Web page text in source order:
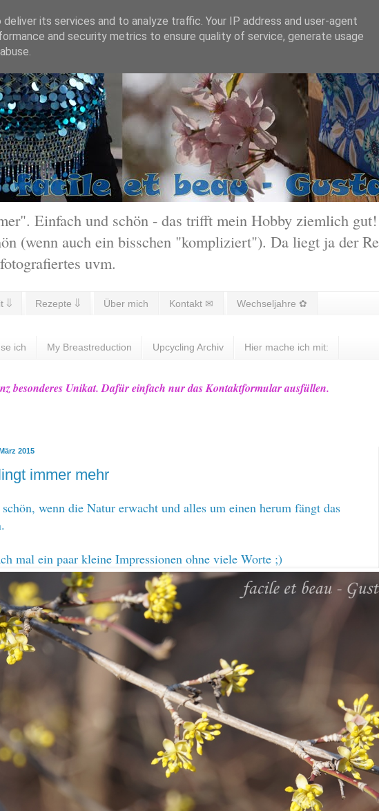
Einfach und schön - das trifft mein Hobby ziemlich
(wenn auch ein bisschen "kompliziert"). Da liegt ja der
uvm.
⇓ Rezepte ⇓ Über mich Kontakt ✉ Wechseljahre ✿
ich My Breastreduction Upcycling Archiv Hier mache ich mit:
besonderes Unikat. Dafür einfach nur das Kontaktformular ausfüllen.
2015
immer mehr
wenn die Natur erwacht und alles um einen herum fängt das
mal ein paar kleine Impressionen ohne viele Worte ;)
its services and to analyze traffic. Your IP address and user-agent
and security metrics to ensure quality of service, generate usage